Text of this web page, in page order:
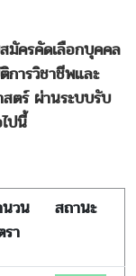
มัครคัดเลือกบุคคล
ารวิชาชีพและ
ตร์ ผ่านระบบรับ
ปนี้
วน
า
สถานะ